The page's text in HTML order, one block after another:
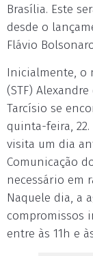
Brasília. Este
desde o
Flávio
Inicialmente, o
(STF)
Tarcísio se
quinta-feira,
visita um dia
Comunicação
necessário em
Naquele dia, a
compromissos
entre às 11h e